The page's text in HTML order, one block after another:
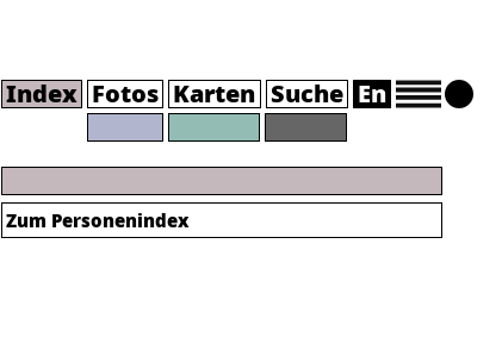
Index Fotos Karten Suche En
Zum Personenindex